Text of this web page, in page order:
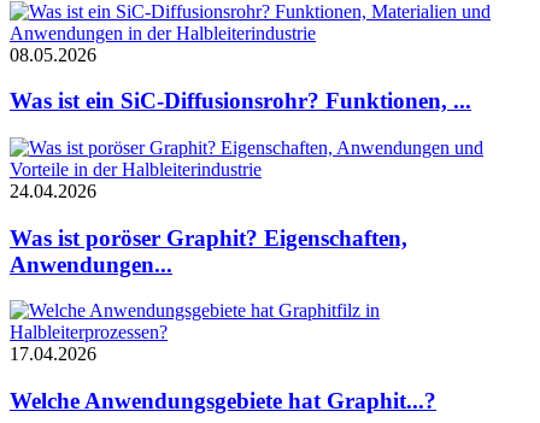
08.05.2026
Was ist ein SiC-Diffusionsrohr? Funktionen, ...
24.04.2026
Was ist poröser Graphit? Eigenschaften,
Anwendungen...
17.04.2026
Welche Anwendungsgebiete hat Graphit...?